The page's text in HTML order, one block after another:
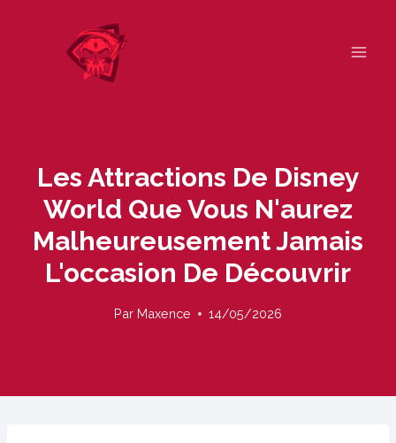
Les Attractions De Disney
World Que Vous N'aurez
Malheureusement Jamais
L'occasion De Découvrir
Par Maxence 14/05/2026